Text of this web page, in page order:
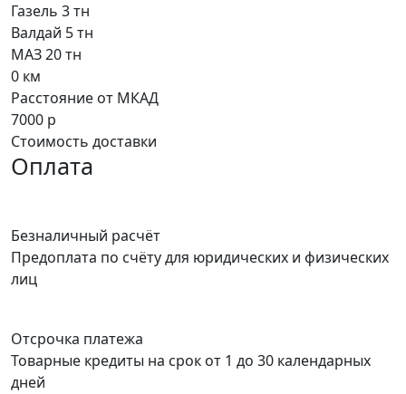
Газель 3 тн
Валдай 5 тн
МАЗ 20 тн
0 км
Расстояние от МКАД
7000 р
Стоимость доставки
Оплата
Безналичный расчёт
Предоплата по счёту для юридических и физических
лиц
Отсрочка платежа
Товарные кредиты на срок от 1 до 30 календарных
дней